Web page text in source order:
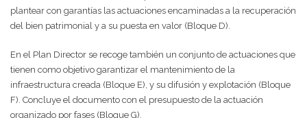
plantear con garantías las actuaciones encaminadas a la recuperación
del bien patrimonial y a su puesta en valor (Bloque D).
En el Plan Director se recoge también un conjunto de actuaciones que
tienen como objetivo garantizar el mantenimiento de la
infraestructura creada (Bloque E), y su difusión y explotación (Bloque
F). Concluye el documento con el presupuesto de la actuación
organizado por fases (Bloque G).